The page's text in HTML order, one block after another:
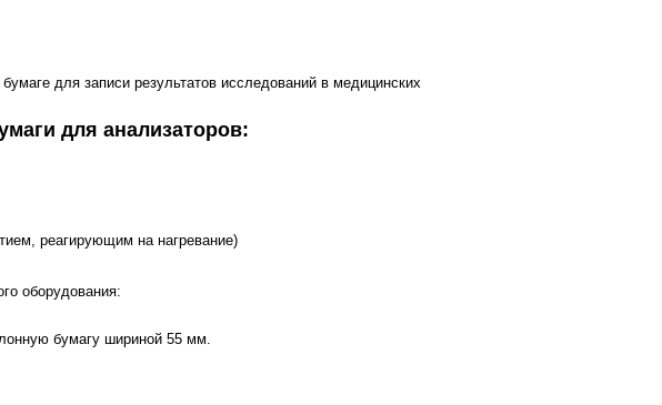
для записи результатов исследований в медицинских
для анализаторов:
реагирующим на нагревание)
оборудования:
бумагу шириной 55 мм.